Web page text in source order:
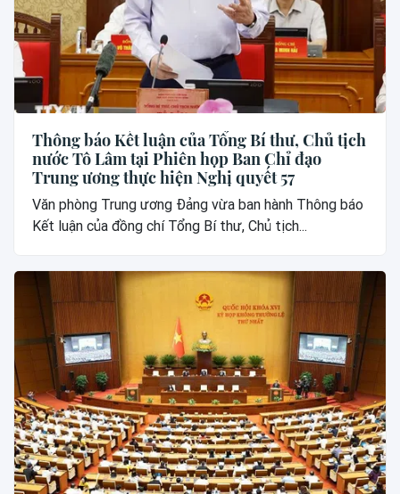
Thông báo Kết luận của Tổng Bí thư, Chủ tịch
nước Tô Lâm tại Phiên họp Ban Chỉ đạo
Trung ương thực hiện Nghị quyết 57
Văn phòng Trung ương Đảng vừa ban hành Thông báo
Kết luận của đồng chí Tổng Bí thư, Chủ tịch...